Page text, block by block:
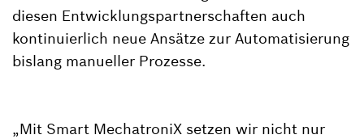
diesen Entwicklungspartnerschaften auch
kontinuierlich neue Ansätze zur Automatisierung
bislang manueller Prozesse.
„Mit Smart MechatroniX setzen wir nicht nur